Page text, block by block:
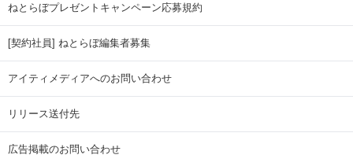
ねとらぼプレゼントキャンペーン応募規約
[契約社員] ねとらぼ編集者募集
アイティメディアへのお問い合わせ
リリース送付先
広告掲載のお問い合わせ